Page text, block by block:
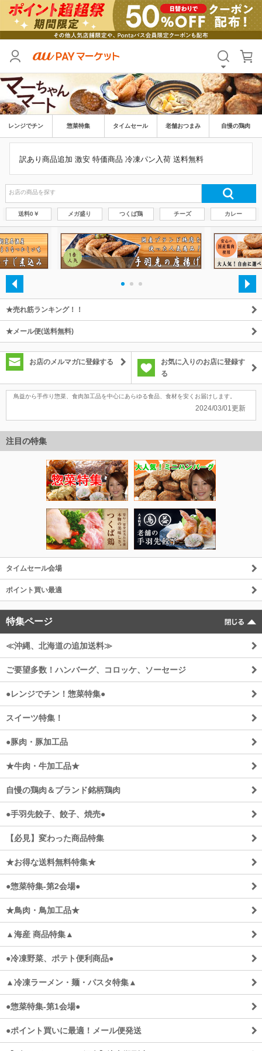
レンジでチン 惣菜特集 タイムセール 老舗おつまみ 自慢の鶏肉
訳あり商品追加 激安 特価商品 冷凍パン入荷 送料無料
送料0￥ メガ盛り つくば鶏 チーズ カレー
★売れ筋ランキング！！
★メール便(送料無料)
お店のメルマガに登録する
お気に入りのお店に登録す
る
鳥益から手作り惣菜、食肉加工品を中心にあらゆる食品、食材を安くお届けします。
2024/03/01更新
注目の特集
タイムセール会場
ポイント買い最適
特集ページ
≪沖縄、北海道の追加送料≫
ご要望多数！ハンバーグ、コロッケ、ソーセージ
●レンジでチン！惣菜特集●
スイーツ特集！
●豚肉・豚加工品
★牛肉・牛加工品★
自慢の鶏肉＆ブランド銘柄鶏肉
●手羽先餃子、餃子、焼売●
【必見】変わった商品特集
★お得な送料無料特集★
●惣菜特集-第2会場●
★鳥肉・鳥加工品★
▲海産 商品特集▲
●冷凍野菜、ポテト便利商品●
▲冷凍ラーメン・麺・パスタ特集▲
●惣菜特集-第1会場●
●ポイント買いに最適！メール便発送